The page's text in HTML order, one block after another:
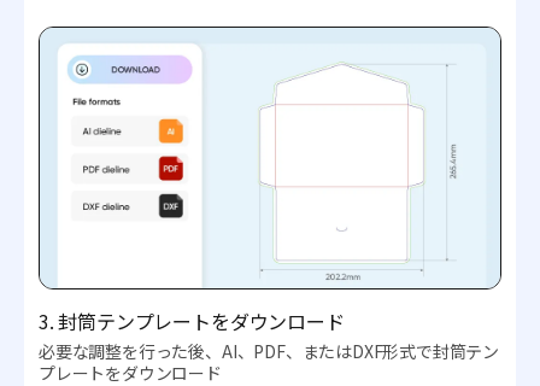
3. 封筒テンプレートをダウンロード
必要な調整を行った後、AI、PDF、またはDXF形式で封筒テン
プレートをダウンロード